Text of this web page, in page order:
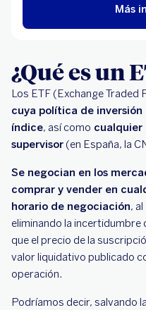
Más
¿Qué es un
Los ETF (Exchange Traded
cuya política de
índice, así como cualquier
supervisor (en España, la
Se negocian en los
comprar y vender en
horario de negociación, al
eliminando la incertidumbre
que el precio de la
valor liquidativo publicado
operación.
Podríamos decir, salvando